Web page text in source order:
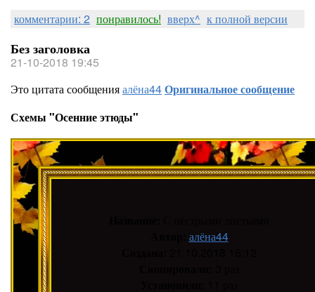
комментарии: 2 понравилось! вверх^ к полной версии
Без заголовка
21-10-2018 19:45
Это цитата сообщенияалёна44Оригинальное сообщение
Схемы "Осенние этюды"
алёна44